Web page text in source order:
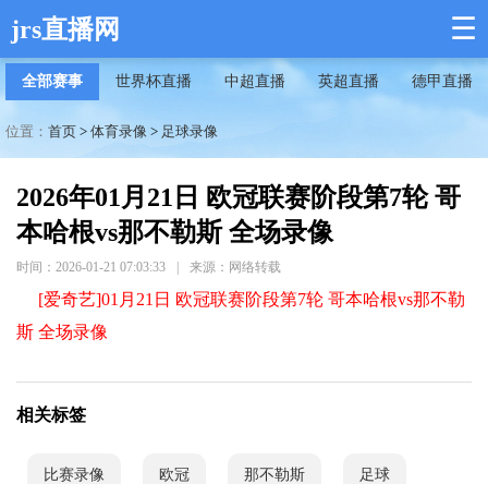
jrs直播网 ☰
全部赛事 世界杯直播 中超直播 英超直播 德甲直播
位置： 首页 > 体育录像 > 足球录像
2026年01月21日 欧冠联赛阶段第7轮 哥
本哈根vs那不勒斯 全场录像
时间：2026-01-21 07:03:33 来源：网络转载
[爱奇艺]01月21日 欧冠联赛阶段第7轮 哥本哈根vs那不勒
斯 全场录像
相关标签
比赛录像 欧冠 那不勒斯 足球